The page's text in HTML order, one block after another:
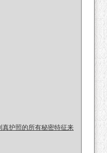
护照的所有秘密特征来